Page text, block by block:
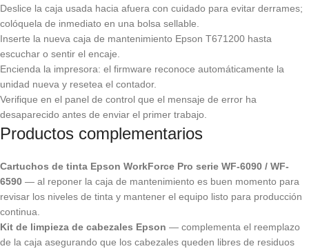
Deslice la caja usada hacia afuera con cuidado para evitar derrames;
colóquela de inmediato en una bolsa sellable.
Inserte la nueva caja de mantenimiento Epson T671200 hasta
escuchar o sentir el encaje.
Encienda la impresora: el firmware reconoce automáticamente la
unidad nueva y resetea el contador.
Verifique en el panel de control que el mensaje de error ha
desaparecido antes de enviar el primer trabajo.
Productos complementarios
Cartuchos de tinta Epson WorkForce Pro serie WF-6090 / WF-
6590 — al reponer la caja de mantenimiento es buen momento para
revisar los niveles de tinta y mantener el equipo listo para producción
continua.
Kit de limpieza de cabezales Epson — complementa el reemplazo
de la caja asegurando que los cabezales queden libres de residuos